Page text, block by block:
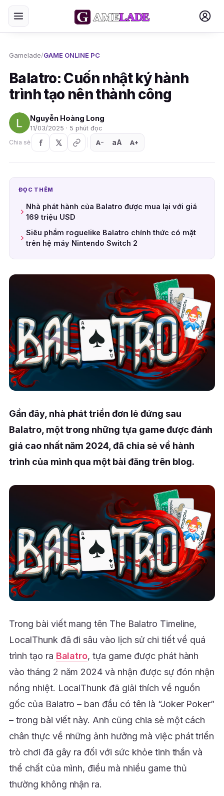
Gamelade/GAME ONLINE PC
Balatro: Cuốn nhật ký hành
trình tạo nên thành công
Nguyễn Hoàng Long
11/03/2025 · 5 phút đọc
Chia sẻ
A− aA A+
ĐỌC THÊM
Nhà phát hành của Balatro được mua lại với giá
169 triệu USD
Siêu phẩm roguelike Balatro chính thức có mặt
trên hệ máy Nintendo Switch 2
Gần đây, nhà phát triển đơn lẻ đứng sau
Balatro, một trong những tựa game được đánh
giá cao nhất năm 2024, đã chia sẻ về hành
trình của mình qua một bài đăng trên blog.
Trong bài viết mang tên The Balatro Timeline,
LocalThunk đã đi sâu vào lịch sử chi tiết về quá
trình tạo ra Balatro, tựa game được phát hành
vào tháng 2 năm 2024 và nhận được sự đón nhận
nồng nhiệt. LocalThunk đã giải thích về nguồn
gốc của Balatro – ban đầu có tên là “Joker Poker”
– trong bài viết này. Anh cũng chia sẻ một cách
chân thực về những ảnh hưởng mà việc phát triển
trò chơi đã gây ra đối với sức khỏe tinh thần và
thể chất của mình, điều mà nhiều game thủ
thường không nhận ra.